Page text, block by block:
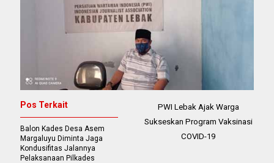
PWI Lebak Ajak Warga
Sukseskan Program Vaksinasi
COVID-19
Pos Terkait
Balon Kades Desa Asem
Margaluyu Diminta Jaga
Kondusifitas Jalannya
Pelaksanaan Pilkades